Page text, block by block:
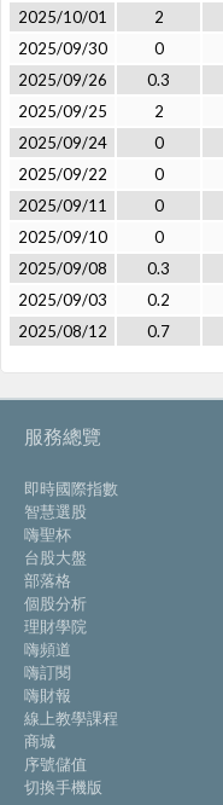
2025/10/01 2
2025/09/30
0
2025/09/26
0.3
2025/09/25
2
2025/09/24
0
2025/09/22
0
2025/09/11
0
2025/09/10
0
2025/09/08
0.3
2025/09/03
0.2
2025/08/12
0.7
服務總覽
即時國際指數
智慧選股
嗨聖杯
台股大盤
部落格
個股分析
理財學院
嗨頻道
嗨訂閱
嗨財報
線上教學課程
商城
序號儲值
切換手機版